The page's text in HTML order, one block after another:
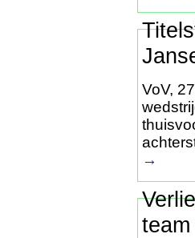
VoV,
→